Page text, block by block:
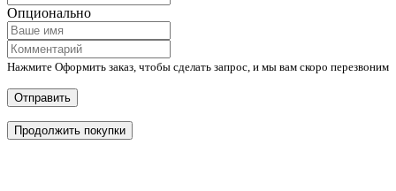
Опционально
Нажмите Оформить заказ, чтобы сделать запрос, и мы вам скоро перезвоним
Отправить
Продолжить покупки